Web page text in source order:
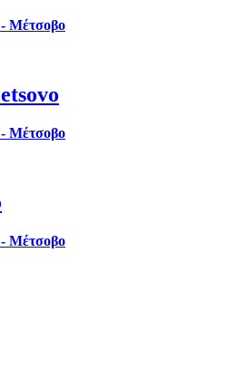
Μέτσοβο
Μέτσοβο
Μέτσοβο